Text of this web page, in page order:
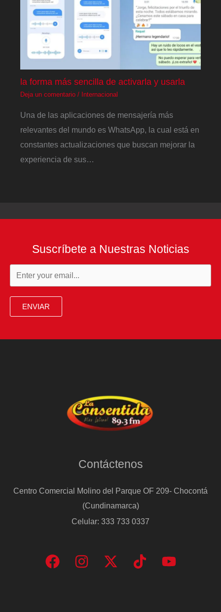
la forma más sencilla de activarla y usarla
Deja un comentario / Internacional
Una de las aplicaciones de mensajería más
relevantes del mundo es WhatsApp, la cual está en
constantes actualizaciones que buscan mejorar la
experiencia de sus…
Suscríbete a Nuestras Noticias
ENVIAR
Contáctenos
Centro Comercial Molino del Parque OF 209- Chocontá
(Cundinamarca)
Celular: 333 733 0337